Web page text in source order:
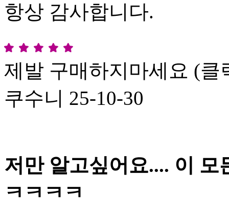
항상 감사합니다.
제발 구매하지마세요 (
쿠수니 25-10-30
저만 알고싶어요.... 이
ㅋㅋㅋㅋ